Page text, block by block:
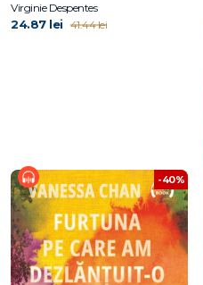
Virginie Despentes
24.87 lei 41.44 lei
-40%